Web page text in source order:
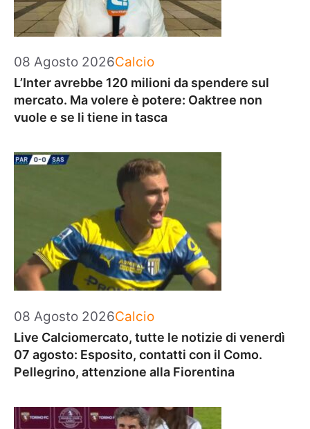
08 Agosto 2026Categorie
Calcio
L’Inter avrebbe 120 milioni da spendere sul
mercato. Ma volere è potere: Oaktree non
vuole e se li tiene in tasca
08 Agosto 2026Categorie
Calcio
Live Calciomercato, tutte le notizie di venerdì
07 agosto: Esposito, contatti con il Como.
Pellegrino, attenzione alla Fiorentina